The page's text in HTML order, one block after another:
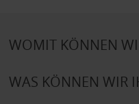
WOMIT KÖNNEN
WAS KÖNNEN WIR